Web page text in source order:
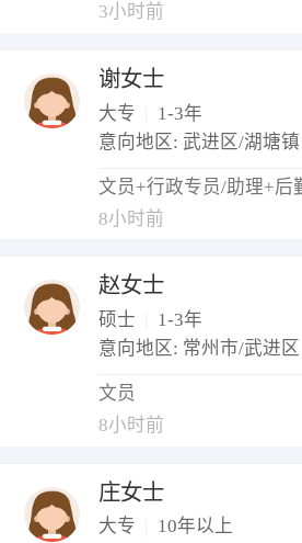
3小时前
谢女士
大专
1-3年
意向地区: 武进区/湖塘镇
8小时前
赵女士
硕士
1-3年
意向地区: 常州市/武进区
文员
8小时前
庄女士
大专
10年以上